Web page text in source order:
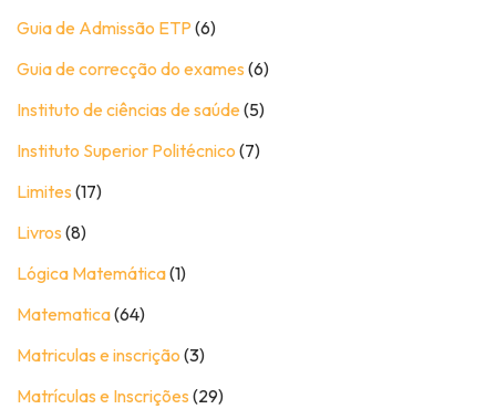
Guia de Admissão ETP (6)
Guia de correcção do exames (6)
Instituto de ciências de saúde (5)
Instituto Superior Politécnico (7)
Limites (17)
Livros (8)
Lógica Matemática(1)
Matematica(64)
Matriculas e inscrição (3)
Matrículas e Inscrições (29)